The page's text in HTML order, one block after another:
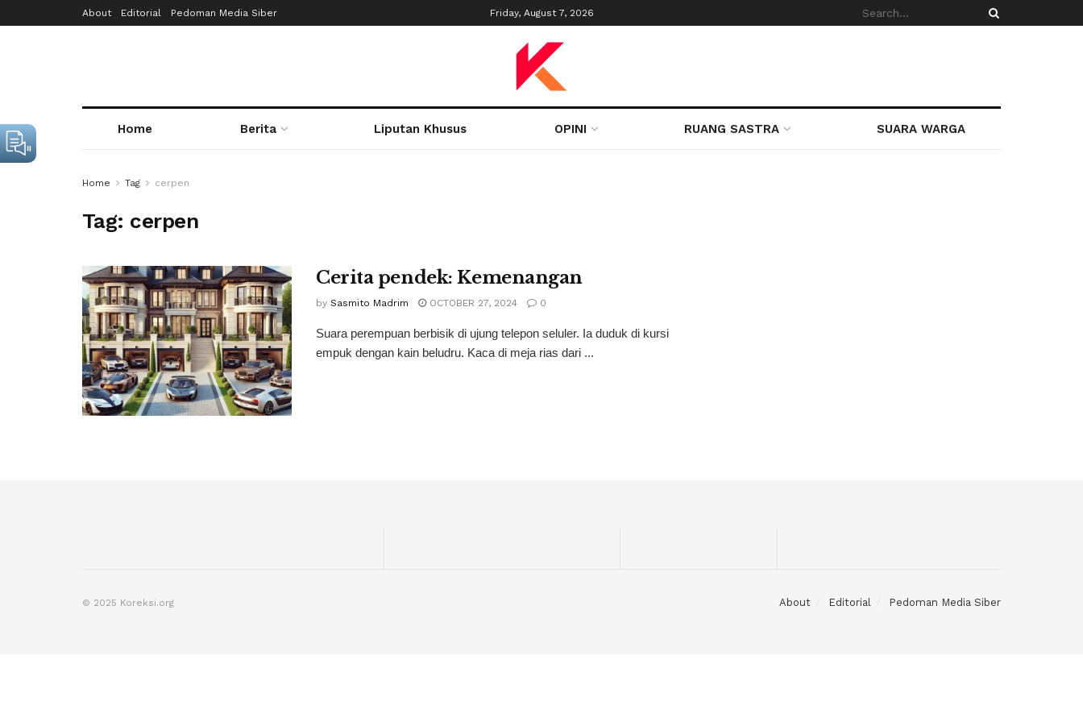
About Editorial Pedoman Media Siber Friday, August 7, 2026
Home Berita Liputan Khusus OPINI RUANG SASTRA SUARA WARGA
Home Tag cerpen
Tag: cerpen
Cerita pendek: Kemenangan
by Sasmito Madrim OCTOBER 27, 2024 0
Suara perempuan berbisik di ujung telepon seluler. Ia duduk di kursi
empuk dengan kain beludru. Kaca di meja rias dari ...
About Editorial Pedoman Media Siber
© 2025 Koreksi.org